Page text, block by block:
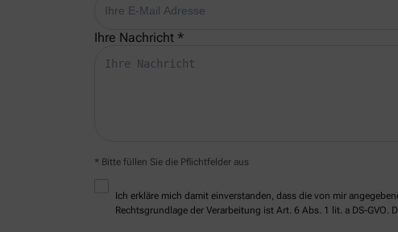
Ihre Nachricht *
* Bitte füllen Sie die Pflichtfelder aus
Ich erkläre mich damit einverstanden, dass die von mir
Rechtsgrundlage der Verarbeitung ist Art. 6 Abs. 1 lit. a DS-